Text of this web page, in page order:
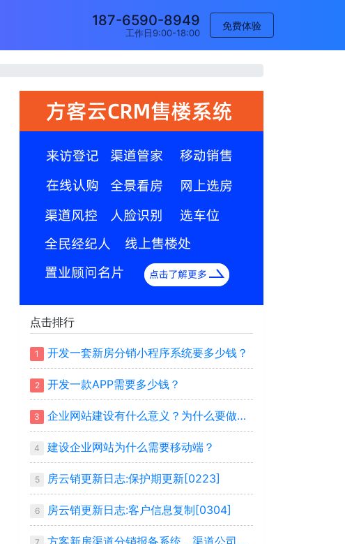
187-6590-8949
工作日9:00-18:00
免费体验
点击排行
1 开发一套新房分销小程序系统要多少钱？
2 开发一款APP需要多少钱？
3 企业网站建设有什么意义？为什么要做企业网站？
4 建设企业网站为什么需要移动端？
5 房云销更新日志:保护期更新[0223]
6 房云销更新日志:客户信息复制[0304]
方客新房渠道分销报备系统，渠道公司的必选系统